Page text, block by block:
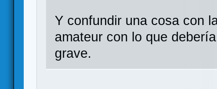
Y confundir una cosa con
amateur con lo que
grave.